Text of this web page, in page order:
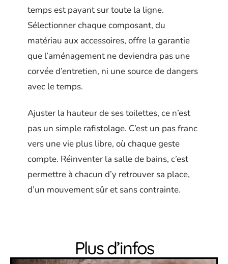
temps est payant sur toute la ligne.
Sélectionner chaque composant, du
matériau aux accessoires, offre la garantie
que l’aménagement ne deviendra pas une
corvée d’entretien, ni une source de dangers
avec le temps.
Ajuster la hauteur de ses toilettes, ce n’est
pas un simple rafistolage. C’est un pas franc
vers une vie plus libre, où chaque geste
compte. Réinventer la salle de bains, c’est
permettre à chacun d’y retrouver sa place,
d’un mouvement sûr et sans contrainte.
Plus d’infos